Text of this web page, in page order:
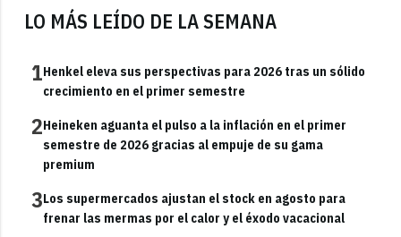
LO MÁS LEÍDO DE LA SEMANA
1Henkel eleva sus perspectivas para 2026 tras un sólido
crecimiento en el primer semestre
2Heineken aguanta el pulso a la inflación en el primer
semestre de 2026 gracias al empuje de su gama
premium
3Los supermercados ajustan el stock en agosto para
frenar las mermas por el calor y el éxodo vacacional